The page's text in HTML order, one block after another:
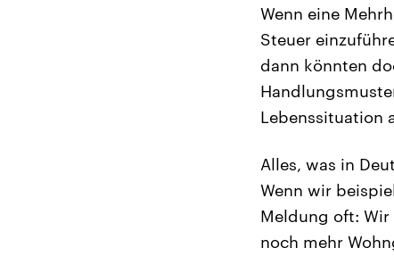
Wenn eine
Steuer
dann könnten
Lebenssituation
Alles, was in
Wenn wir
Meldung oft:
noch mehr